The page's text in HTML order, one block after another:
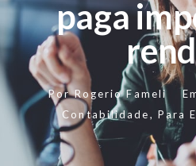
paga
PorRogerio Fameli
Contabilidade, Para